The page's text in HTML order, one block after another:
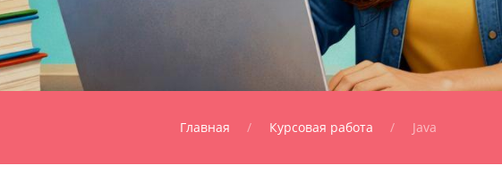
Главная Курсовая работа Java